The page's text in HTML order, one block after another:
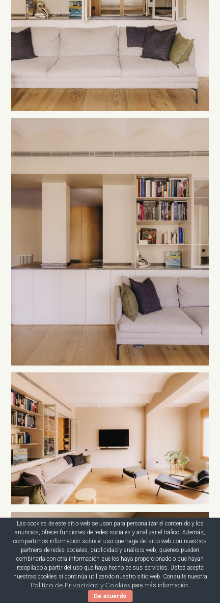
Las cookies de este sitio web se usan para personalizar el contenido y los
anuncios, ofrecer funciones de redes sociales y analizar el tráfico. Además,
compartimos información sobre el uso que haga del sitio web con nuestros
partners de redes sociales, publicidad y análisis web, quienes pueden
combinarla con otra información que les haya proporcionado o que hayan
recopilado a partir del uso que haya hecho de sus servicios. Usted acepta
nuestras cookies si continúa utilizando nuestro sitio web. Consulte nuestra
Política de Privacidad y Cookies para más información.
De acuerdo